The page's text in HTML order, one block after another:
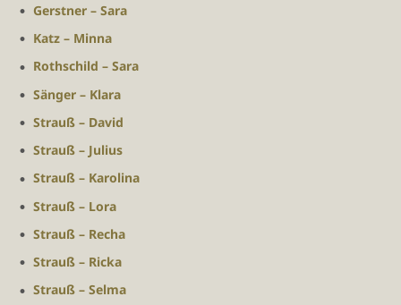
Gerstner – Sara
Katz – Minna
Rothschild – Sara
Sänger – Klara
Strauß – David
Strauß – Julius
Strauß – Karolina
Strauß – Lora
Strauß – Recha
Strauß – Ricka
Strauß – Selma